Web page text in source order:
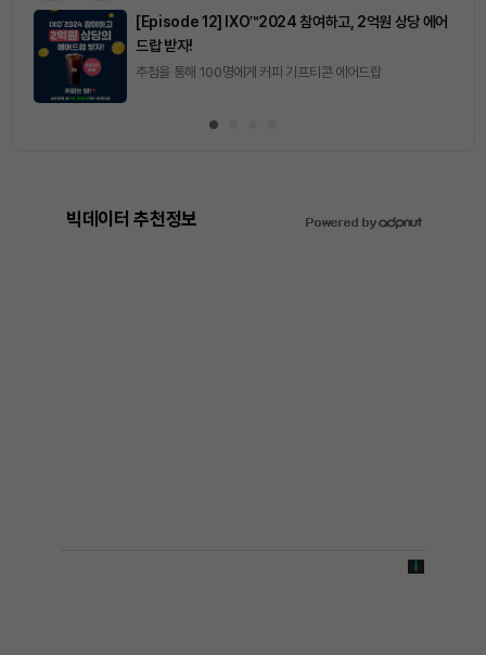
[토큰포스트] 기사 퀴즈 657회차
2026.08.06 (목) ~ 2026.08.07 (금)
빅데이터 추천정보